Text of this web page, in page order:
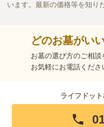
います。最新の価格等を知り
どのお墓がい
お墓の選び方のご相談
お気軽にお電話くださ
ライフドッ